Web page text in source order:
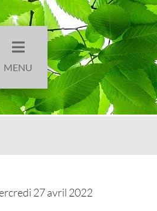
MENU
27 avril 2022